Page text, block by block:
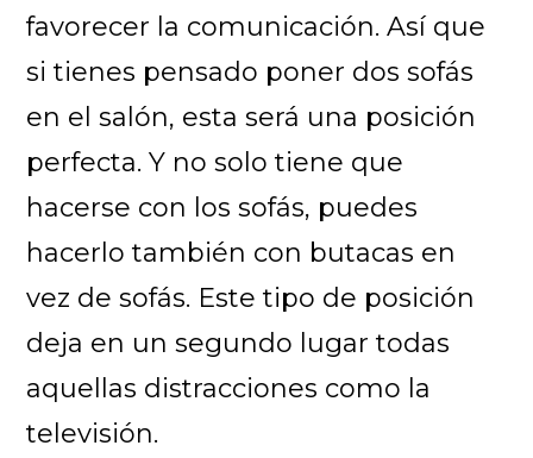
favorecer la comunicación. Así que
si tienes pensado poner dos sofás
en el salón, esta será una posición
perfecta. Y no solo tiene que
hacerse con los sofás, puedes
hacerlo también con butacas en
vez de sofás. Este tipo de posición
deja en un segundo lugar todas
aquellas distracciones como la
televisión.